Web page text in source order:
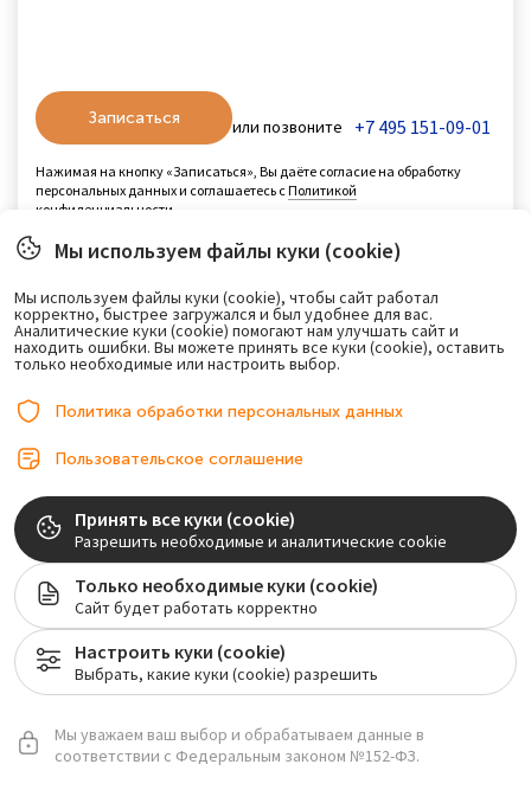
Записаться или позвоните +7 495 151-09-01
Нажимая на кнопку «Записаться», Вы даёте согласие на обработку
персональных данных и соглашаетесь сПолитикой
конфиденциальности
Мы используем файлы куки (cookie)
Мы используем файлы куки (cookie), чтобы сайт работал
корректно, быстрее загружался и был удобнее для вас.
Аналитические куки (cookie) помогают нам улучшать сайт и
находить ошибки. Вы можете принять все куки (cookie), оставить
только необходимые или настроить выбор.
Политика обработки персональных данных
Пользовательское соглашение
Принять все куки (cookie)
Разрешить необходимые и аналитические cookie
Только необходимые куки (cookie)
Сайт будет работать корректно
Настроить куки (cookie)
Выбрать, какие куки (cookie) разрешить
Мы уважаем ваш выбор и обрабатываем данные в
соответствии с Федеральным законом №152-ФЗ.